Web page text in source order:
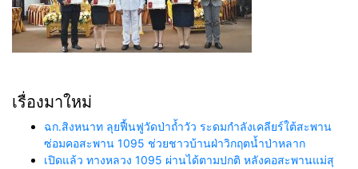
เรื่องมาใหม่
ฉก.สิงหนาท ลุยฟื้นฟูวัดป่าถ้ำวัว ระดมกำลังเคลียร์ใต้สะพาน
ซ่อมคอสะพาน 1095 ช่วยชาวบ้านฝ่าวิกฤตน้ำป่าหลาก
เปิดแล้ว ทางหลวง 1095 ผ่านได้ตามปกติ หลังคอสะพานแม่สุ